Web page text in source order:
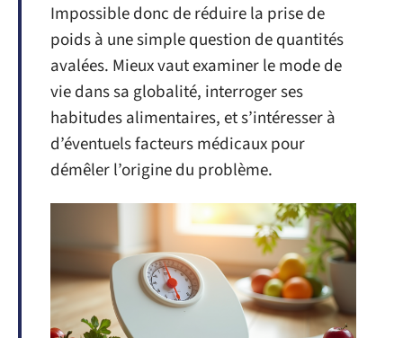
Impossible donc de réduire la prise de
poids à une simple question de quantités
avalées. Mieux vaut examiner le mode de
vie dans sa globalité, interroger ses
habitudes alimentaires, et s’intéresser à
d’éventuels facteurs médicaux pour
démêler l’origine du problème.